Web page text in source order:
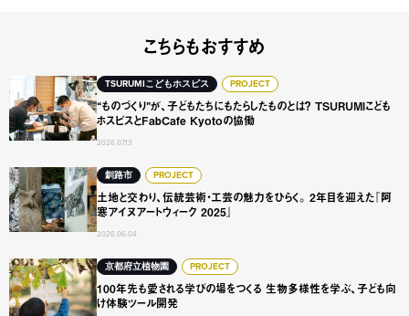
こちらもおすすめ
TSURUMIこどもホスピス PROJECT
“ものづくり”が、子どもたちにもたらしたものとは？ TSURUMIこども
ホスピスとFabCafe Kyotoの協働
2026.07.13
“ものづくり”が、子どもたちにもたらしたものとは？
釧路市 PROJECT
土地と交わり、伝統芸術・工芸の魅力をひらく。 2年目を迎えた『阿
寒アイヌアートウィーク 2025』
2026.06.04
土地と交わり、伝統芸術・工芸の魅力をひらく。 2年目を
京都府立植物園 PROJECT
100年先も愛される学びの場をつくる 生物多様性を学ぶ、子ども向
け体験ツール開発
100年先も愛される学びの場をつくる 生物多様性を学ぶ、子